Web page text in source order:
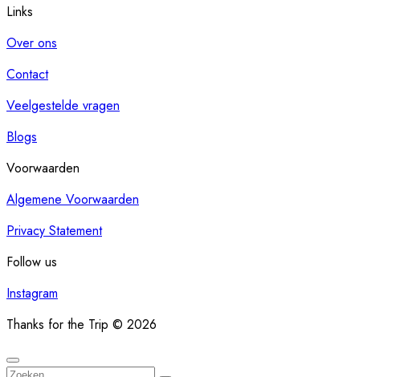
Links
Over ons
Contact
Veelgestelde vragen
Blogs
Voorwaarden
Algemene Voorwaarden
Privacy Statement
Follow us
Instagram
Thanks for the Trip © 2026